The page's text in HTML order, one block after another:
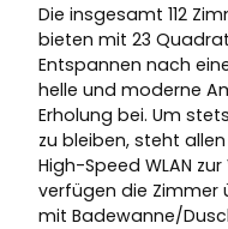
Die insgesamt 112
bieten mit 23
Entspannen nach
helle und moderne
Erholung bei. Um
zu bleiben, steht
High-Speed WLAN
verfügen die Zimmer
mit Badewanne/